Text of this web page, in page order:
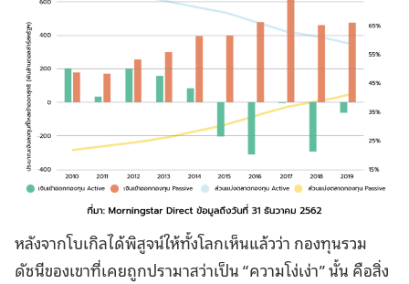
หลังจากโบเกิลได้พิสูจน์ให้ทั้งโลกเห็นแล้วว่า กองทุนรวม
ดัชนีของเขาที่เคยถูกปรามาสว่าเป็น “ความโง่เง่า” นั้น คือสิ่ง